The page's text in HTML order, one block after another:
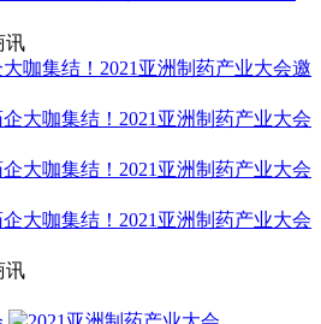
讯
咖集结！2021亚洲制药产业大会邀
讯